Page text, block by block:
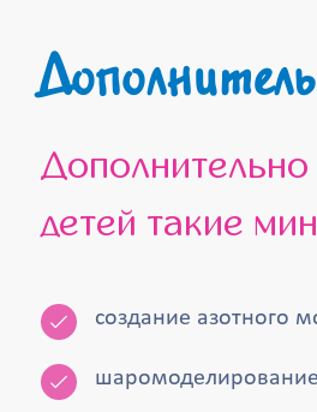
Дополнительно вы можете заказать для
детей такие
создание азотного